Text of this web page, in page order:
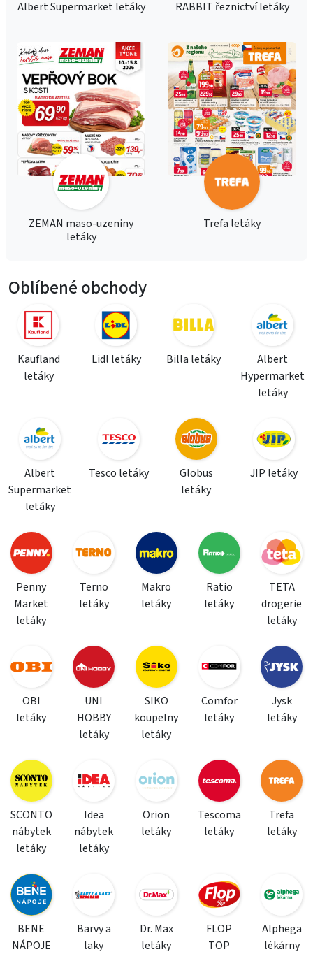
Albert Supermarket letáky RABBIT řeznictví letáky
ZEMAN maso-uzeniny
letáky
Trefa letáky
Oblíbené obchody
Kaufland
letáky
Lidl letáky Billa letáky
Albert
Hypermarket
letáky
Albert
Supermarket
letáky
Tesco letáky
Globus
letáky
JIP letáky
Penny
Market
letáky
Terno
letáky
Makro
letáky
Ratio
letáky
TETA
drogerie
letáky
OBI
letáky
UNI
HOBBY
letáky
SIKO
koupelny
letáky
Comfor
letáky
Jysk
letáky
SCONTO
nábytek
letáky
Idea
nábytek
letáky
Orion
letáky
Tescoma
letáky
Trefa
letáky
BENE
NÁPOJE
Barvy a
laky
Dr. Max
letáky
FLOP
TOP
Alphega
lékárny